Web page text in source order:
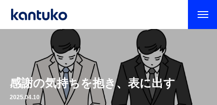
感謝の気持ちを抱き、表に出す
2025.04.10